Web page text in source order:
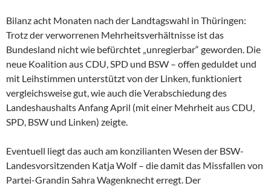
Bilanz acht Monaten nach der Landtagswahl in Thüringen:
Trotz der verworrenen Mehrheitsverhältnisse ist das
Bundesland nicht wie befürchtet „unregierbar“ geworden. Die
neue Koalition aus CDU, SPD und BSW – offen geduldet und
mit Leihstimmen unterstützt von der Linken, funktioniert
vergleichsweise gut, wie auch die Verabschiedung des
Landeshaushalts Anfang April (mit einer Mehrheit aus CDU,
SPD, BSW und Linken) zeigte.
Eventuell liegt das auch am konzilianten Wesen der BSW-
Landesvorsitzenden Katja Wolf – die damit das Missfallen von
Partei-Grandin Sahra Wagenknecht erregt. Der